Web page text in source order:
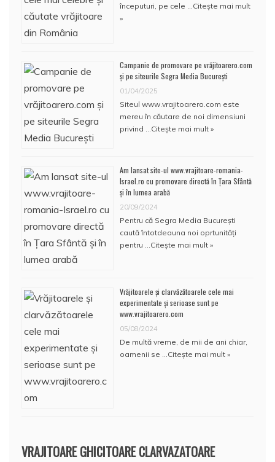
începuturi, pe cele … Citește mai mult
»
Campanie de promovare pe vrăjitoarero.com
și pe siteurile Segra Media București
01/04/2025
Siteul www.vrajitoarero.com este
mereu în căutare de noi dimensiuni
privind … Citește mai mult »
Am lansat site-ul www.vrajitoare-romania-
Israel.ro cu promovare directă în Țara Sfântă
și în lumea arabă
20/09/2024
Pentru că Segra Media București
caută întotdeauna noi oprtunități
pentru … Citește mai mult »
Vrăjitoarele și clarvăzătoarele cele mai
experimentate și serioase sunt pe
www.vrajitoarero.com
05/08/2024
De multă vreme, de mii de ani chiar,
oamenii se … Citește mai mult »
VRAJITOARE GHICITOARE CLARVAZATOARE